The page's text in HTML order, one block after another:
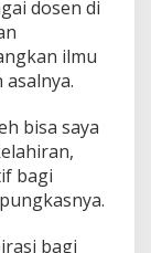
dosen di
ilmu
bisa saya
bagi
bagi